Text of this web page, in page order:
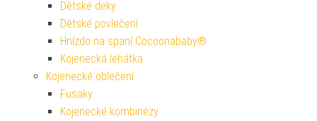
Dětské deky
Dětské povlečení
Hnízdo na spaní Cocoonababy®
Kojenecká lehátka
Kojenecké oblečení
Fusaky
Kojenecké kombinézy